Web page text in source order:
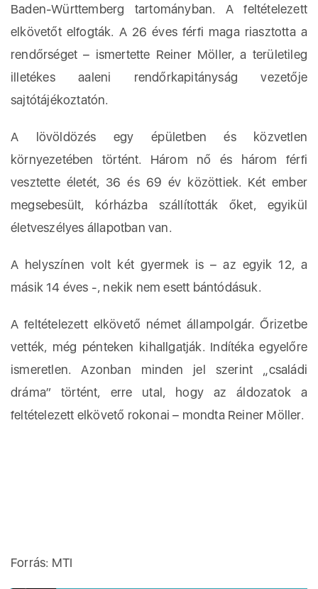
Baden-Württemberg tartományban. A feltételezett
elkövetőt elfogták. A 26 éves férfi maga riasztotta a
rendőrséget – ismertette Reiner Möller, a területileg
illetékes aaleni rendőrkapitányság vezetője
sajtótájékoztatón.
A lövöldözés egy épületben és közvetlen
környezetében történt. Három nő és három férfi
vesztette életét, 36 és 69 év közöttiek. Két ember
megsebesült, kórházba szállították őket, egyikül
életveszélyes állapotban van.
A helyszínen volt két gyermek is – az egyik 12, a
másik 14 éves -, nekik nem esett bántódásuk.
A feltételezett elkövető német állampolgár. Őrizetbe
vették, még pénteken kihallgatják. Indítéka egyelőre
ismeretlen. Azonban minden jel szerint „családi
dráma” történt, erre utal, hogy az áldozatok a
feltételezett elkövető rokonai – mondta Reiner Möller.
Forrás: MTI